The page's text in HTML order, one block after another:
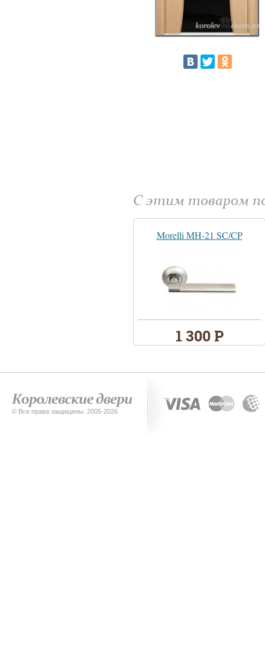
С этим товаром
Morelli MH-21 SC/CP
1 300 Р
© Все права защищены. 2005-2026